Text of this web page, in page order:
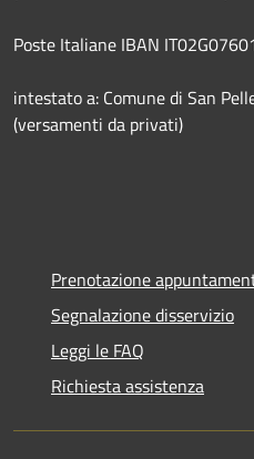
Poste Italiane IBAN
intestato a: Comune di San
(versamenti da privati)
Prenotazione
Segnalazione disservizio
Leggi le FAQ
Richiesta assistenza